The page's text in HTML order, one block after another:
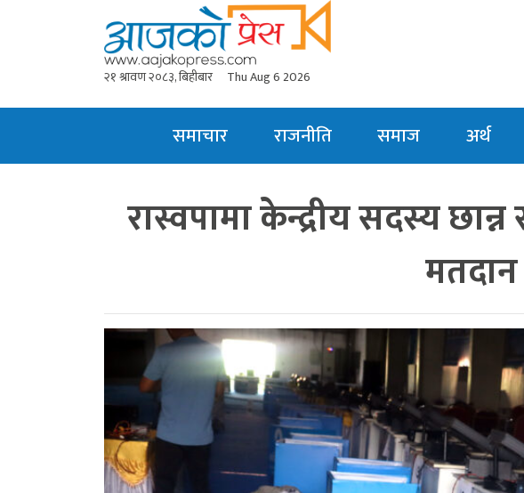
२१ श्रावण २०८३, बिहीबार Thu Aug 6 2026
समाचार राजनीति समाज अर्थ
रास्वपामा केन्द्रीय सदस्य
मतदान